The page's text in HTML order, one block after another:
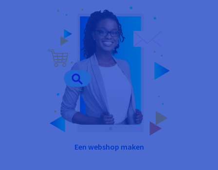
Een webshop maken